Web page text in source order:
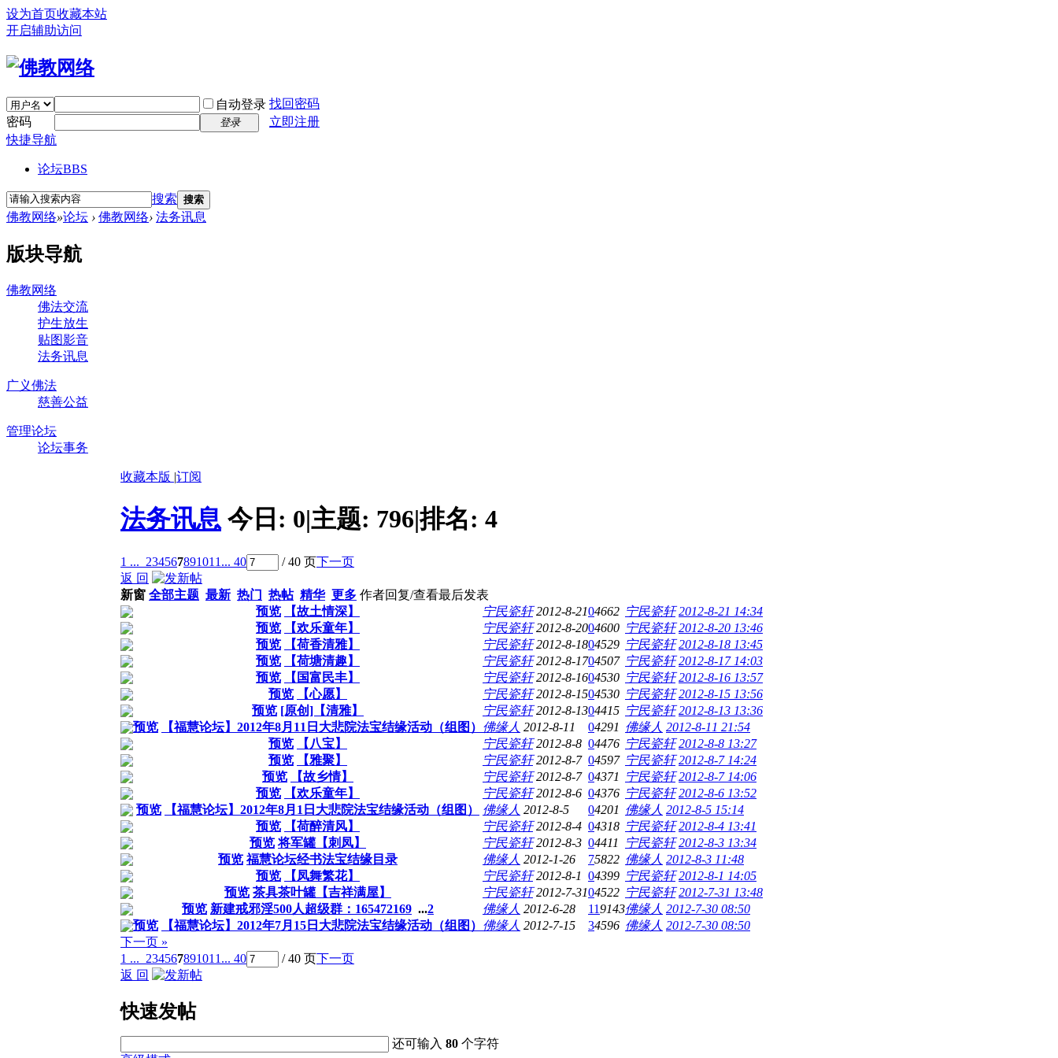
设为首页收藏本站
开启辅助访问
自动登录 找回密码
密码
登录
立即注册
快捷导航
论坛BBS
搜索 搜索
佛教网络»论坛 › 佛教网络› 法务讯息
版块导航
佛教网络
佛法交流
护生放生
贴图影音
法务讯息
广义佛法
慈善公益
管理论坛
论坛事务
收藏本版 |订阅
法务讯息 今日: 0|主题: 796|排名: 4
1 ... 234567891011 ... 40 / 40 页下一页
返 回
新窗 全部主题 最新 热门 热帖 精华 更多 作者回复/查看最后发表
预览
【故土情深】 宁民瓷轩 2012-8-2104662 宁民瓷轩 2012-8-21 14:34
预览
【欢乐童年】 宁民瓷轩 2012-8-2004600 宁民瓷轩 2012-8-20 13:46
预览
【荷香清雅】 宁民瓷轩 2012-8-1804529 宁民瓷轩 2012-8-18 13:45
预览
【荷塘清趣】 宁民瓷轩 2012-8-1704507 宁民瓷轩 2012-8-17 14:03
预览
【国富民丰】 宁民瓷轩 2012-8-1604530 宁民瓷轩 2012-8-16 13:57
预览
【心愿】 宁民瓷轩 2012-8-1504530 宁民瓷轩 2012-8-15 13:56
预览 [原创]【清雅】 宁民瓷轩 2012-8-1304415 宁民瓷轩 2012-8-13 13:36
预览
【福慧论坛】2012年8月11日大悲院法宝结缘活动（组图） 佛缘人 2012-8-11 04291 佛缘人 2012-8-11 21:54
预览
【八宝】 宁民瓷轩 2012-8-8 04476 宁民瓷轩 2012-8-8 13:27
预览
【雅聚】 宁民瓷轩 2012-8-7 04597 宁民瓷轩 2012-8-7 14:24
预览
【故乡情】 宁民瓷轩 2012-8-7 04371 宁民瓷轩 2012-8-7 14:06
预览
【欢乐童年】 宁民瓷轩 2012-8-6 04376 宁民瓷轩 2012-8-6 13:52
预览
【福慧论坛】2012年8月1日大悲院法宝结缘活动（组图） 佛缘人 2012-8-5 04201 佛缘人 2012-8-5 15:14
预览
【荷醉清风】 宁民瓷轩 2012-8-4 04318 宁民瓷轩 2012-8-4 13:41
预览 将军罐【刺凤】 宁民瓷轩 2012-8-3 04411 宁民瓷轩 2012-8-3 13:34
预览 福慧论坛经书法宝结缘目录 佛缘人 2012-1-26 75822 佛缘人 2012-8-3 11:48
预览
【凤舞繁花】 宁民瓷轩 2012-8-1 04399 宁民瓷轩 2012-8-1 14:05
预览 茶具茶叶罐【吉祥满屋】 宁民瓷轩 2012-7-3104522 宁民瓷轩 2012-7-31 13:48
预览 新建戒邪淫500人超级群：165472169 ...2 佛缘人 2012-6-28 119143佛缘人 2012-7-30 08:50
预览
【福慧论坛】2012年7月15日大悲院法宝结缘活动（组图） 佛缘人 2012-7-15 34596 佛缘人 2012-7-30 08:50
下一页 »
1 ... 234567891011 ... 40 / 40 页下一页
返 回
快速发帖
还可输入80 个字符